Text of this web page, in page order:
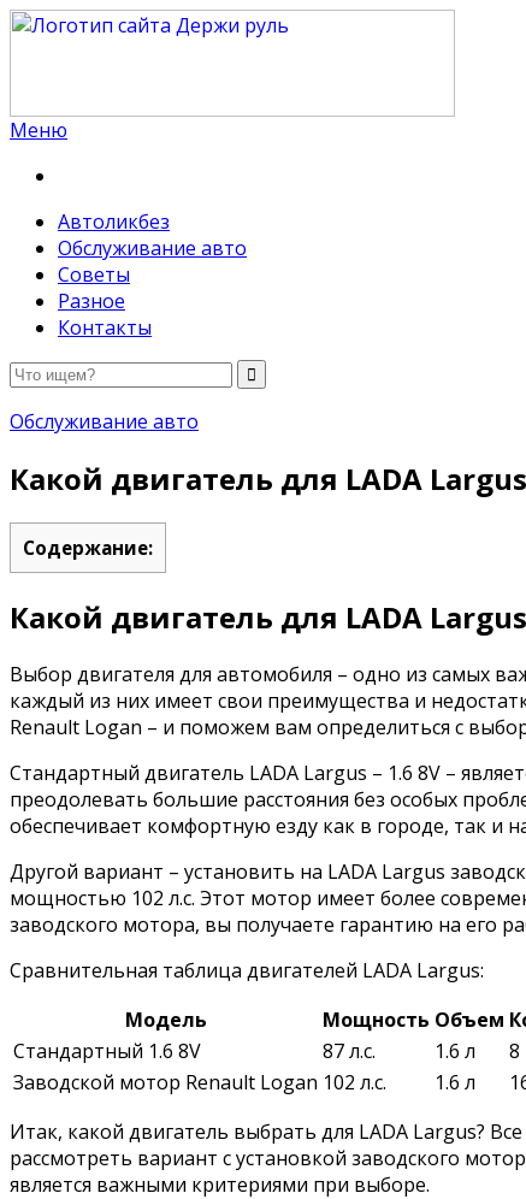
Меню
Автоликбез
Обслуживание авто
Советы
Разное
Контакты
Обслуживание авто
Какой двигатель для LADA
Содержание:
Какой двигатель для LADA
Выбор двигателя для автомобиля – одно из самых
каждый из них имеет свои преимущества и
Renault Logan – и поможем вам определиться с
Стандартный двигатель LADA Largus – 1.6 8V –
преодолевать большие расстояния без особых
обеспечивает комфортную езду как в городе, так и
Другой вариант – установить на LADA Largus
мощностью 102 л.с. Этот мотор имеет более
заводского мотора, вы получаете гарантию на его
Сравнительная таблица двигателей LADA Largus:
Модель
Мощность Объем
Стандартный 1.6 8V
87 л.с. 1.6 л
8
Заводской мотор Renault Logan 102 л.с. 1.6 л
Итак, какой двигатель выбрать для LADA Largus?
рассмотреть вариант с установкой заводского
является важными критериями при выборе.